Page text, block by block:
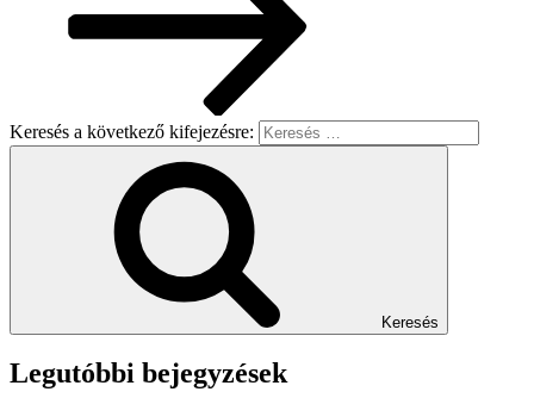
Keresés a következő kifejezésre:
Keresés
Legutóbbi bejegyzések